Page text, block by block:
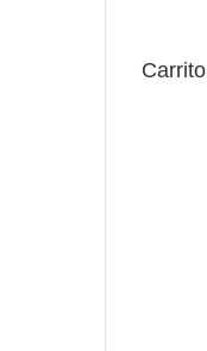
Carrito